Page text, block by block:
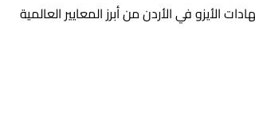
في الأردن من أبرز المعايير العالمية